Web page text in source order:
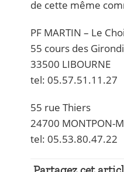
de cette même
PF MARTIN – Le
55 cours des
33500 LIBOURNE
tel: 05.57.51.11.27
55 rue Thiers
24700 MONTPON-
tel: 05.53.80.47.22